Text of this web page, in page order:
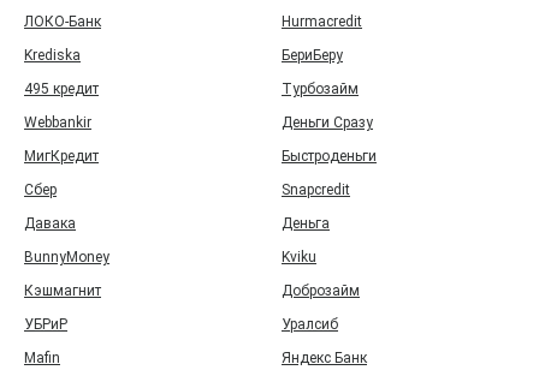
ЛОКО-Банк
Hurmacredit
Krediska
БериБеру
495 кредит
Турбозайм
Webbankir
Деньги Сразу
МигКредит
Быстроденьги
Сбер
Snapcredit
Давака
Деньга
BunnyMoney
Kviku
Кэшмагнит
Доброзайм
УБРиР
Уралсиб
Mafin
Яндекс Банк